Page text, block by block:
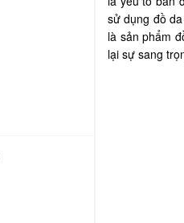
sử dụng đồ
là sản phẩm
lại sự sang